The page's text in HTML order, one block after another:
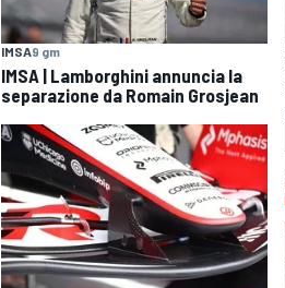
IMSA9 gm
IMSA | Lamborghini annuncia la
separazione da Romain Grosjean